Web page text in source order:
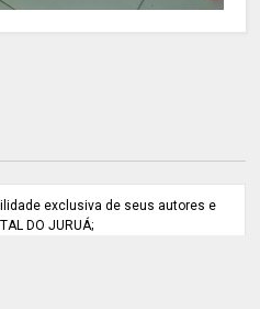
exclusiva de seus autores e
DO JURUÁ;